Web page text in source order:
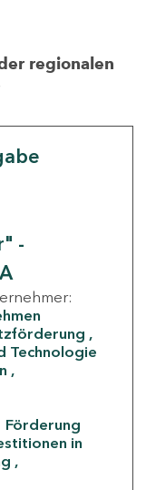
regionalen
-
Technologie
Förderung
in